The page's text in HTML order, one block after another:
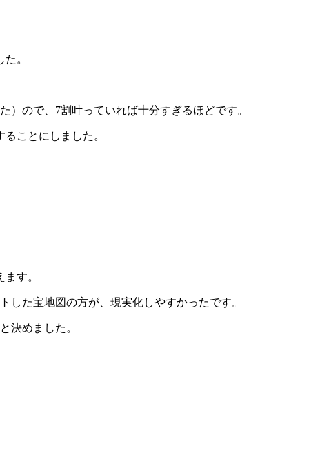
。
ので、7割叶っていれば十分すぎるほどです。
ことにしました。
す。
た宝地図の方が、現実化しやすかったです。
決めました。